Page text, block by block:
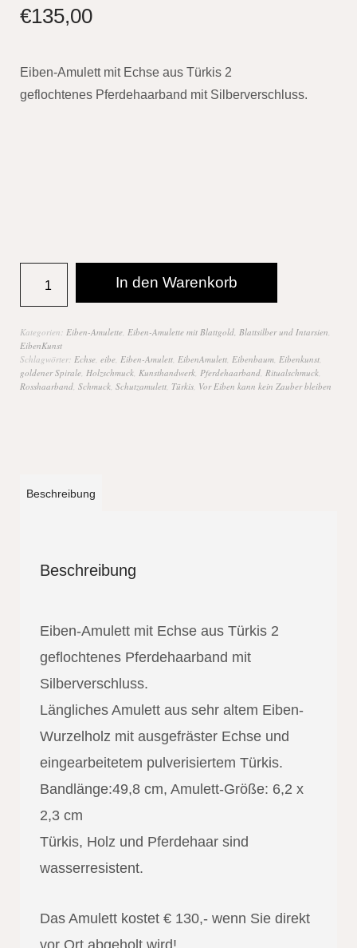
€135,00
Eiben-Amulett mit Echse aus Türkis 2
geflochtenes Pferdehaarband mit Silberverschluss.
In den Warenkorb
Kategorien: Eiben-Amulette Eiben-Amulette mit Blattgold, Blattsilber und Intarsien
EibenKunst
Schlagwörter: Echse eibe Eiben-Amulett EibenAmulett Eibenbaum Eibenkunst
goldener Spirale Holzschmuck Kunsthandwerk Pferdehaarband Ritualschmuck
Rosshaarband Schmuck Schutzamulett Türkis Vor Eiben kann kein Zauber bleiben
Beschreibung
Beschreibung
Eiben-Amulett mit Echse aus Türkis 2
geflochtenes Pferdehaarband mit
Silberverschluss.
Längliches Amulett aus sehr altem Eiben-
Wurzelholz mit ausgefräster Echse und
eingearbeitetem pulverisiertem Türkis.
Bandlänge:49,8 cm, Amulett-Größe: 6,2 x
2,3 cm
Türkis, Holz und Pferdehaar sind
wasserresistent.
Das Amulett kostet € 130,- wenn Sie direkt
vor Ort abgeholt wird!